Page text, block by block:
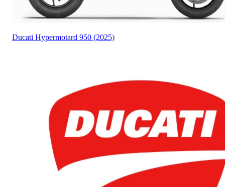
Ducati Hypermotard 950 (2025)